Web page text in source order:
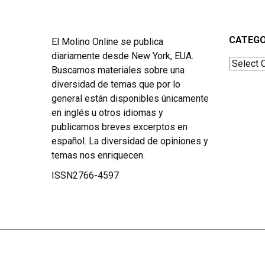
El Molino Online se publica
diariamente desde New York, EUA.
Buscamos materiales sobre una
diversidad de temas que por lo
general están disponibles únicamente
en inglés u otros idiomas y
publicamos breves excerptos en
español. La diversidad de opiniones y
temas nos enriquecen.
ISSN2766-4597